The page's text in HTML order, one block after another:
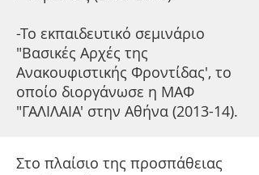
-Το εκπαιδευτικό σεμινάριο
"Βασικές Αρχές της
Ανακουφιστικής Φροντίδας', το
οποίο διοργάνωσε η ΜΑΦ
"ΓΑΛΙΛΑΙΑ' στην Αθήνα (2013-14).
Στο πλαίσιο της προσπάθειας